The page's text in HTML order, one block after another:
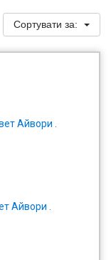
Сортувати за:
Айвори .